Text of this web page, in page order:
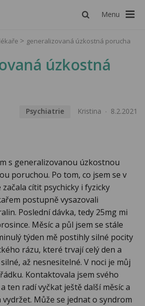
Menu
generalizovaná úzkostná porucha
úzkostná
Psychiatrie Kristina 8.2.2021
s generalizovanou úzkostnou
poruchou. Po tom, co jsem se v
cítit psychicky i fyzicky
postupně vysazovali
Poslední dávka, tedy 25mg mi
Měsíc a půl jsem se stále
týden mě postihly silné pocity
rázu, které trvají celý den a
až nesnesitelné. V noci je můj
Kontaktovala jsem svého
ten radí vyčkat ještě další měsíc a
Může se jednat o syndrom